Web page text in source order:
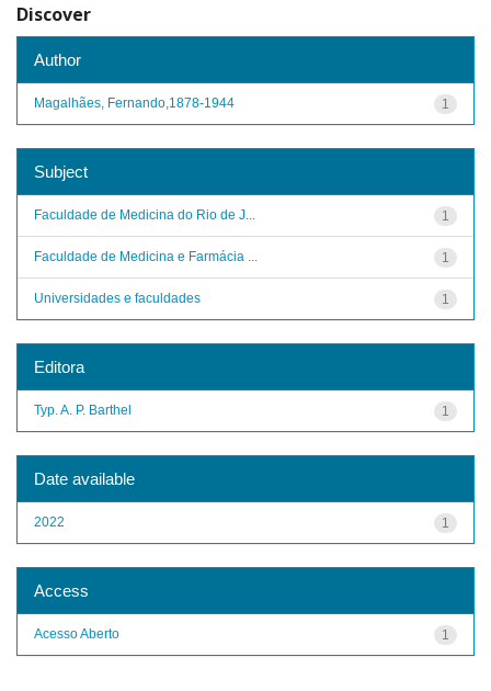
Discover
Author
1
Magalhães, Fernando,1878-1944
Subject
1
Faculdade de Medicina do Rio de J...
1
Faculdade de Medicina e Farmácia ...
1
Universidades e faculdades
Editora
1
Typ. A. P. Barthel
Date available
1
2022
Access
1
Acesso Aberto